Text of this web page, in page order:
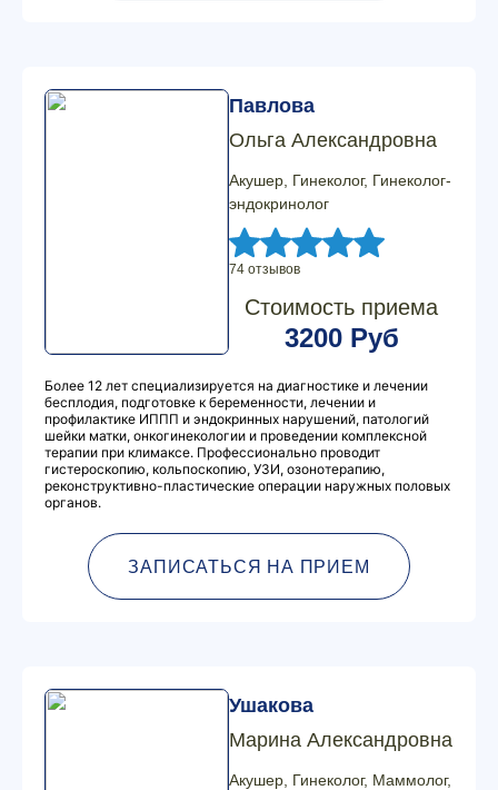
Павлова
Ольга Александровна
Акушер, Гинеколог, Гинеколог-
эндокринолог
74 отзывов
Стоимость приема
3200 Руб
Более 12 лет специализируется на диагностике и лечении
бесплодия, подготовке к беременности, лечении и
профилактике ИППП и эндокринных нарушений, патологий
шейки матки, онкогинекологии и проведении комплексной
терапии при климаксе. Профессионально проводит
гистероскопию, кольпоскопию, УЗИ, озонотерапию,
реконструктивно-пластические операции наружных половых
органов.
ЗАПИСАТЬСЯ НА ПРИЕМ
Ушакова
Марина Александровна
Акушер, Гинеколог, Маммолог,